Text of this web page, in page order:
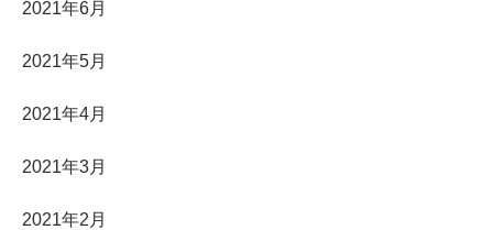
2021年6月
2021年5月
2021年4月
2021年3月
2021年2月